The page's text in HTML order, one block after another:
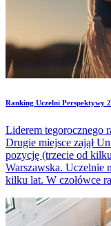
Ranking Uczelni Perspektywy
Liderem tegorocznego
Drugie miejsce zajął
pozycję (trzecie od
Warszawska. Uczelnie
kilku lat. W czołówce